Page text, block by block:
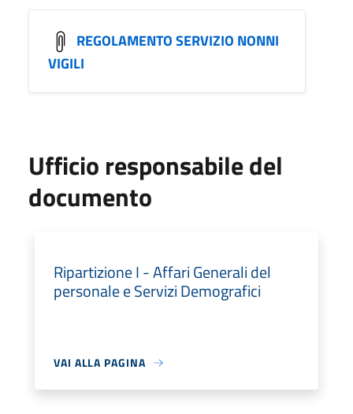
REGOLAMENTO SERVIZIO NONNI
VIGILI
Ufficio responsabile del
documento
Ripartizione I - Affari Generali del
personale e Servizi Demografici
VAI ALLA PAGINA